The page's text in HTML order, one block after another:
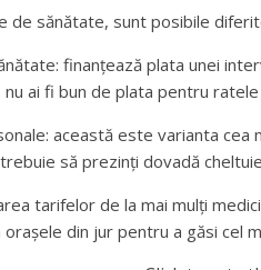
de sănătate, sunt posibile
finanțează plata unei
ai fi bun de plata pentru
această este varianta cea
să prezinți dovadă
tarifelor de la mai mulți
din jur pentru a găsi cel